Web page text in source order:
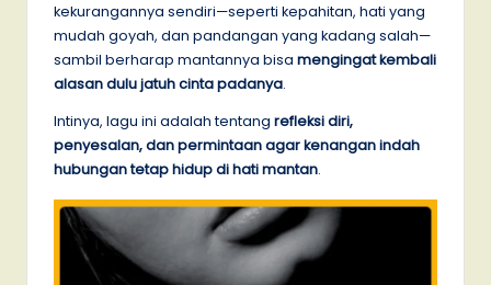
kekurangannya sendiri—seperti kepahitan, hati yang
mudah goyah, dan pandangan yang kadang salah—
sambil berharap mantannya bisa mengingat kembali
alasan dulu jatuh cinta padanya.
Intinya, lagu ini adalah tentang refleksi diri,
penyesalan, dan permintaan agar kenangan indah
hubungan tetap hidup di hati mantan.